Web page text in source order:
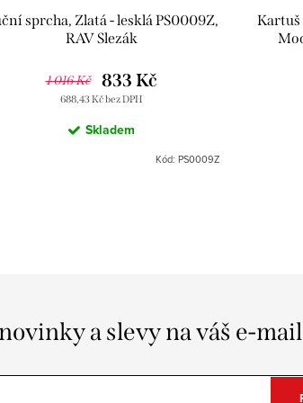
sprcha, Zlatá - lesklá PS0009Z,
RAV Slezák
1 016 Kč
688,43 Kč bez DPH
833 Kč
Skladem
Kód: PS0009Z
a slevy na váš e-mail